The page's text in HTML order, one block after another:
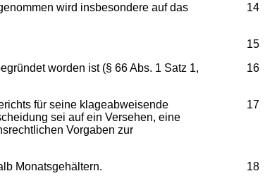
14
wird insbesondere auf das
15
16
worden ist (§ 66 Abs. 1 Satz 1,
17
für seine klageabweisende
sei auf ein Versehen, eine
Vorgaben zur
18
Monatsgehältern.